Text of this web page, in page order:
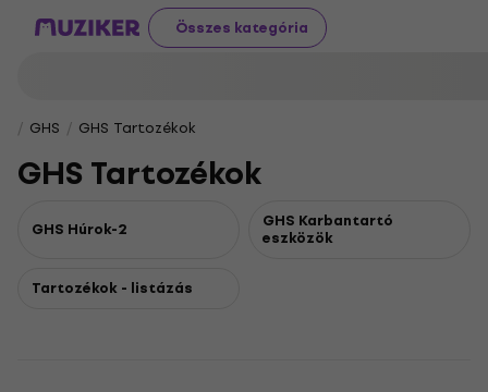
Összes kategória
GHS GHS Tartozékok
GHS Tartozékok
GHS Húrok-2 GHS Karbantartó
eszközök
Tartozékok - listázás